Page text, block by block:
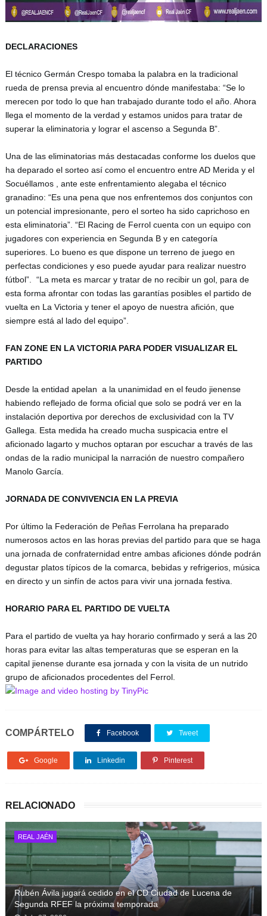
DECLARACIONES
El técnico Germán Crespo tomaba la palabra en la tradicional
rueda de prensa previa al encuentro dónde manifestaba: “Se lo
merecen por todo lo que han trabajado durante todo el año. Ahora
llega el momento de la verdad y estamos unidos para tratar de
superar la eliminatoria y lograr el ascenso a Segunda B”.
Una de las eliminatorias más destacadas conforme los duelos que
ha deparado el sorteo así como el encuentro entre AD Merida y el
Socuéllamos , ante este enfrentamiento alegaba el técnico
granadino: “Es una pena que nos enfrentemos dos conjuntos con
un potencial impresionante, pero el sorteo ha sido caprichoso en
esta eliminatoria”. “El Racing de Ferrol cuenta con un equipo con
jugadores con experiencia en Segunda B y en categoría
superiores. Lo bueno es que dispone un terreno de juego en
perfectas condiciones y eso puede ayudar para realizar nuestro
fútbol”.  “La meta es marcar y tratar de no recibir un gol, para de
esta forma afrontar con todas las garantías posibles el partido de
vuelta en La Victoria y tener el apoyo de nuestra afición, que
siempre está al lado del equipo”.
FAN ZONE EN LA VICTORIA PARA PODER VISUALIZAR EL
PARTIDO
Desde la entidad apelan  a la unanimidad en el feudo jienense
habiendo reflejado de forma oficial que solo se podrá ver en la
instalación deportiva por derechos de exclusividad con la TV
Gallega. Esta medida ha creado mucha suspicacia entre el
aficionado lagarto y muchos optaran por escuchar a través de las
ondas de la radio municipal la narración de nuestro compañero
Manolo García.
JORNADA DE CONVIVENCIA EN LA PREVIA
Por último la Federación de Peñas Ferrolana ha preparado
numerosos actos en las horas previas del partido para que se haga
una jornada de confraternidad entre ambas aficiones dónde podrán
degustar platos típicos de la comarca, bebidas y refrigerios, música
en directo y un sinfín de actos para vivir una jornada festiva.
HORARIO PARA EL PARTIDO DE VUELTA
Para el partido de vuelta ya hay horario confirmado y será a las 20
horas para evitar las altas temperaturas que se esperan en la
capital jienense durante esa jornada y con la visita de un nutrido
grupo de aficionados procedentes del Ferrol.
COMPÁRTELO Facebook Tweet
Google Linkedin Pinterest
RELACIONADO
REAL JAÉN
Rubén Ávila jugará cedido en el CD Ciudad de Lucena de
Segunda RFEF la próxima temporada